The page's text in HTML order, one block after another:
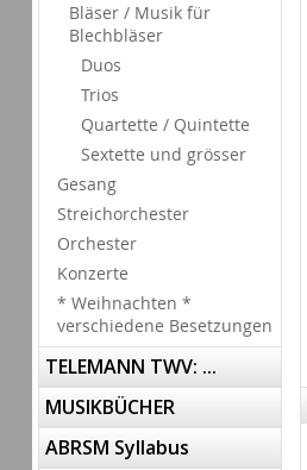
Bläser / Musik für
Blechbläser
Duos
Trios
Quartette / Quintette
Sextette und grösser
Gesang
Streichorchester
Orchester
Konzerte
* Weihnachten *
verschiedene Besetzungen
TELEMANN TWV: ...
MUSIKBÜCHER
ABRSM Syllabus